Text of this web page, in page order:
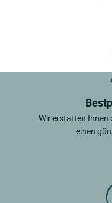
Wir erstatten Ihnen
einen